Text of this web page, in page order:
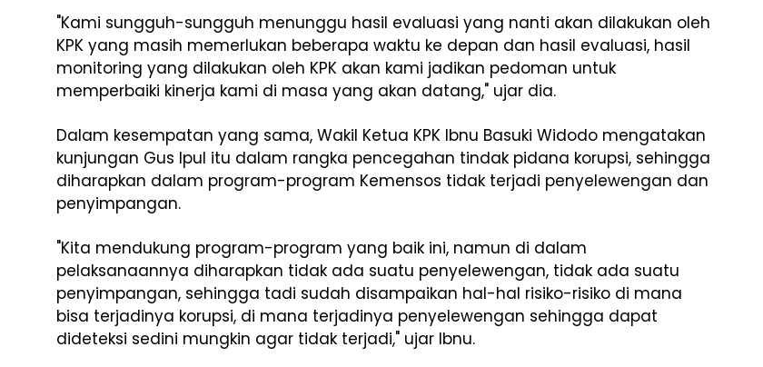
"Kami sungguh-sungguh menunggu hasil evaluasi yang nanti akan dilakukan oleh
KPK yang masih memerlukan beberapa waktu ke depan dan hasil evaluasi, hasil
monitoring yang dilakukan oleh KPK akan kami jadikan pedoman untuk
memperbaiki kinerja kami di masa yang akan datang," ujar dia.
Dalam kesempatan yang sama, Wakil Ketua KPK Ibnu Basuki Widodo mengatakan
kunjungan Gus Ipul itu dalam rangka pencegahan tindak pidana korupsi, sehingga
diharapkan dalam program-program Kemensos tidak terjadi penyelewengan dan
penyimpangan.
"Kita mendukung program-program yang baik ini, namun di dalam
pelaksanaannya diharapkan tidak ada suatu penyelewengan, tidak ada suatu
penyimpangan, sehingga tadi sudah disampaikan hal-hal risiko-risiko di mana
bisa terjadinya korupsi, di mana terjadinya penyelewengan sehingga dapat
dideteksi sedini mungkin agar tidak terjadi," ujar Ibnu.